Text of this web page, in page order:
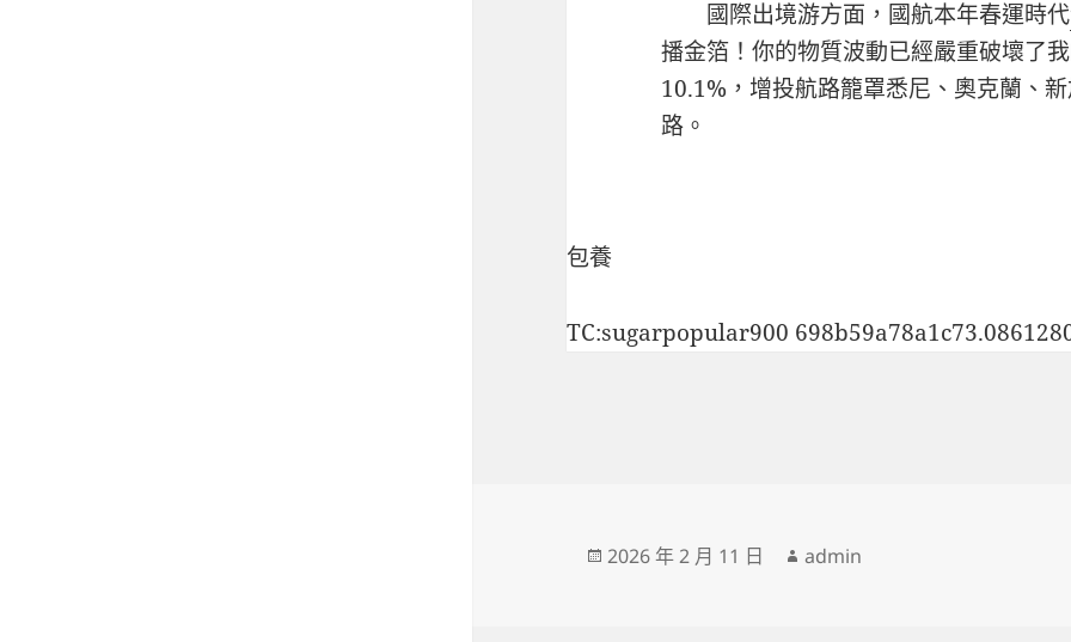
國際出境游方面，國航本年春運時代
播金箔！你的物質波動已經嚴重破壞了
10.1%，增投航路籠罩悉尼、奧克蘭、
路。
包養
TC:sugarpopular900
發
2026 年 2 月 11 日
作
admin